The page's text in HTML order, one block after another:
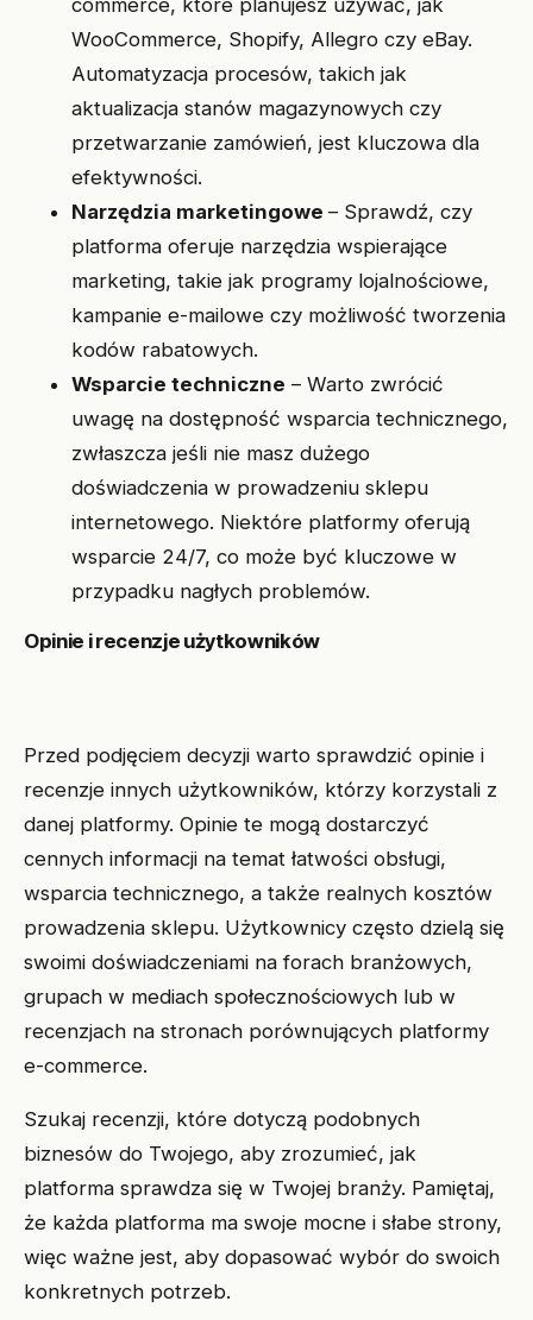
commerce, które planujesz używać, jak
WooCommerce, Shopify, Allegro czy eBay.
Automatyzacja procesów, takich jak
aktualizacja stanów magazynowych czy
przetwarzanie zamówień, jest kluczowa dla
efektywności.
Narzędzia marketingowe – Sprawdź, czy
platforma oferuje narzędzia wspierające
marketing, takie jak programy lojalnościowe,
kampanie e-mailowe czy możliwość tworzenia
kodów rabatowych.
Wsparcie techniczne – Warto zwrócić
uwagę na dostępność wsparcia technicznego,
zwłaszcza jeśli nie masz dużego
doświadczenia w prowadzeniu sklepu
internetowego. Niektóre platformy oferują
wsparcie 24/7, co może być kluczowe w
przypadku nagłych problemów.
Opinie i recenzje użytkowników
Przed podjęciem decyzji warto sprawdzić opinie i
recenzje innych użytkowników, którzy korzystali z
danej platformy. Opinie te mogą dostarczyć
cennych informacji na temat łatwości obsługi,
wsparcia technicznego, a także realnych kosztów
prowadzenia sklepu. Użytkownicy często dzielą się
swoimi doświadczeniami na forach branżowych,
grupach w mediach społecznościowych lub w
recenzjach na stronach porównujących platformy
e-commerce.
Szukaj recenzji, które dotyczą podobnych
biznesów do Twojego, aby zrozumieć, jak
platforma sprawdza się w Twojej branży. Pamiętaj,
że każda platforma ma swoje mocne i słabe strony,
więc ważne jest, aby dopasować wybór do swoich
konkretnych potrzeb.